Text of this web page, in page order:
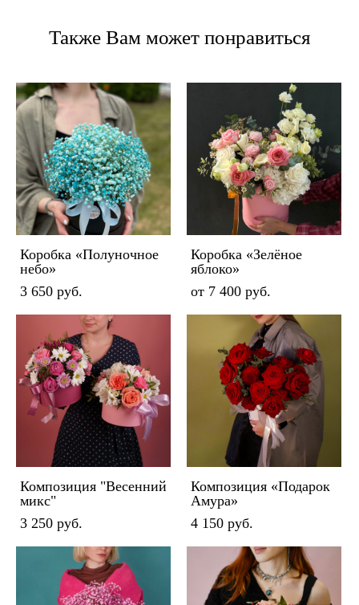
Также Вам может понравиться
Коробка «Полуночное
небо»
3 650 pуб.
Коробка «Зелёное
яблоко»
от 7 400 pуб.
Композиция "Весенний
микс"
3 250 pуб.
Композиция «Подарок
Амура»
4 150 pуб.